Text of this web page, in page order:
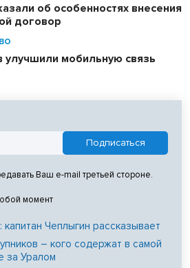
об особенностях внесения
договор
улучшили мобильную связь
Ваш e-mail третьей стороне.
момент
капитан Чеплыгин рассказывает
– кого содержат в самой
за Уралом